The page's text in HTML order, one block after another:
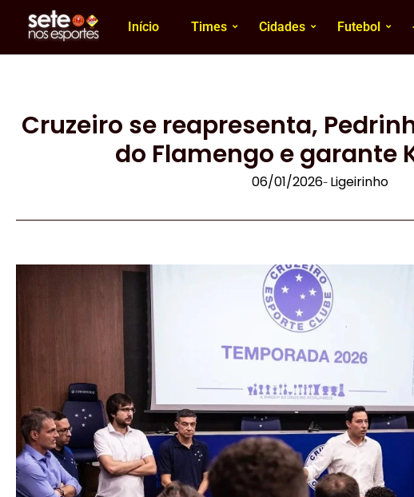
Início Times Cidades Futebol
Cruzeiro se reapresenta,
do Flamengo e garante
06/01/2026- Ligeirinho